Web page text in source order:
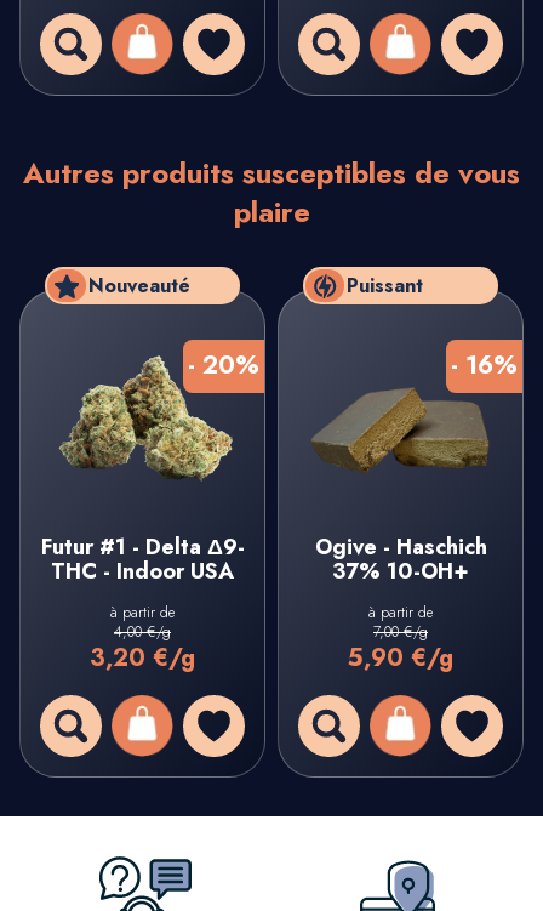
Autres produits susceptibles de vous
plaire
Nouveauté
Futur #1 - Delta Δ9-
THC - Indoor USA
à partir de
4,00 €/g
3,20 €/g
- 20%
Puissant
Ogive - Haschich
37% 10-OH+
à partir de
7,00 €/g
5,90 €/g
- 16%